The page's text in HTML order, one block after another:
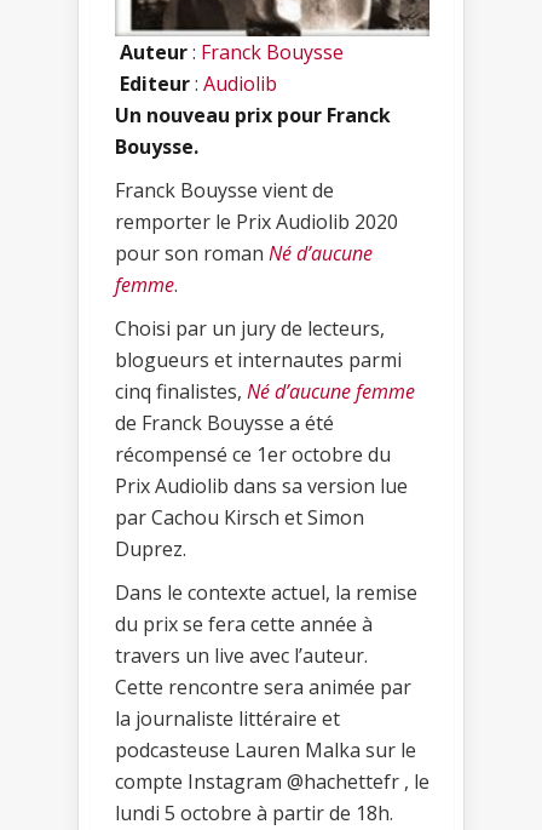
Auteur: Franck Bouysse
Editeur: Audiolib
Un nouveau prix pour Franck
Bouysse.
Franck Bouysse vient de
remporter le Prix Audiolib 2020
pour son roman Né d’aucune
femme.
Choisi par un jury de lecteurs,
blogueurs et internautes parmi
cinq finalistes, Né d’aucune femme
de Franck Bouysse a été
récompensé ce 1er octobre du
Prix Audiolib dans sa version lue
par Cachou Kirsch et Simon
Duprez.
Dans le contexte actuel, la remise
du prix se fera cette année à
travers un live avec l’auteur.
Cette rencontre sera animée par
la journaliste littéraire et
podcasteuse Lauren Malka sur le
compte Instagram @hachettefr , le
lundi 5 octobre à partir de 18h.